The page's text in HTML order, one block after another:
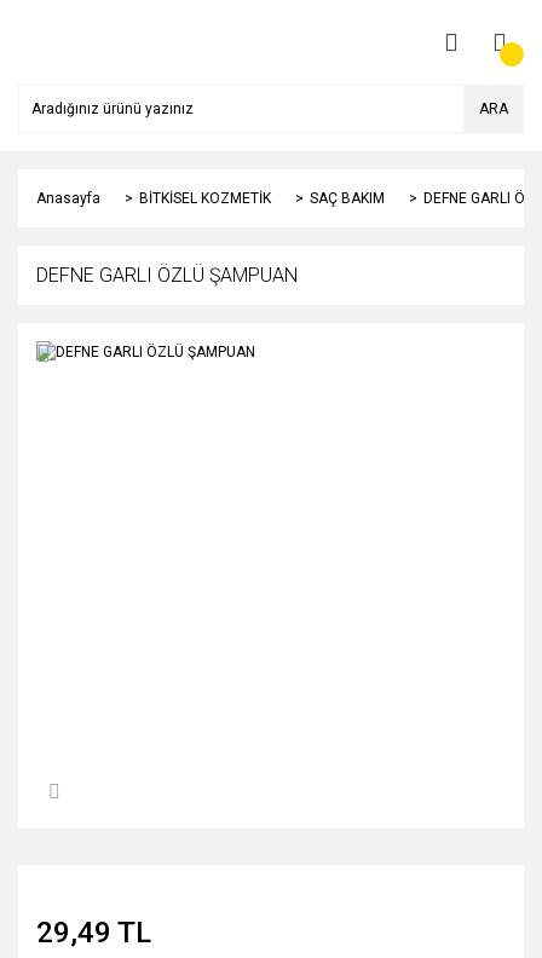
ARA
Anasayfa BİTKİSEL KOZMETİK SAÇ BAKIM DEFNE GARLI
DEFNE GARLI ÖZLÜ ŞAMPUAN
29,49 TL